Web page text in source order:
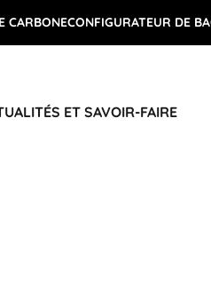
CARBONECONFIGURATEUR DE
ET SAVOIR-FAIRE